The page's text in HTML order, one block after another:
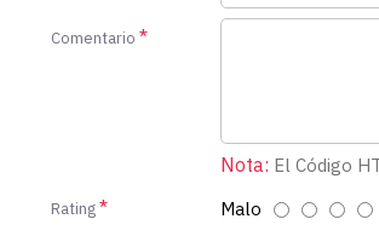
Comentario
Nota: El Código
Rating Malo